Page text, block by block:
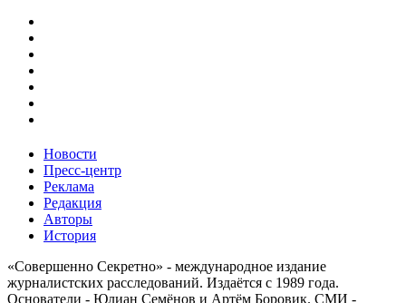
Новости
Пресс-центр
Реклама
Редакция
Авторы
История
«Совершенно Секретно» - международное издание
журналистских расследований. Издаётся с 1989 года.
Основатели - Юлиан Семёнов и Артём Боровик. CМИ -